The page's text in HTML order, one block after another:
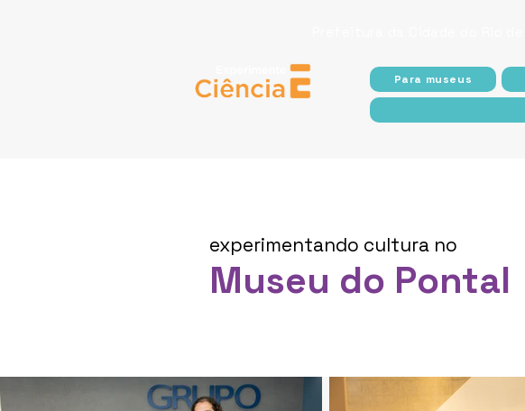
Para museus
experimentando cultura no
Museu do Pontal